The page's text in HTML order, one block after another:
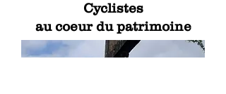
Cyclistes
au coeur du patrimoine